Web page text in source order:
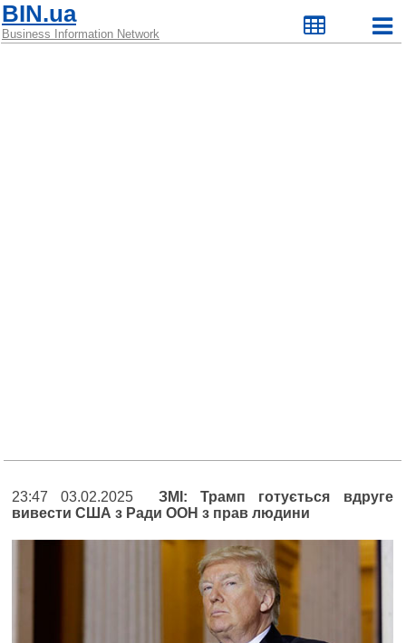
BIN.ua
Business Information Network
23:47 03.02.2025ЗМІ: Трамп готується вдруге
вивести США з Ради ООН з прав людини